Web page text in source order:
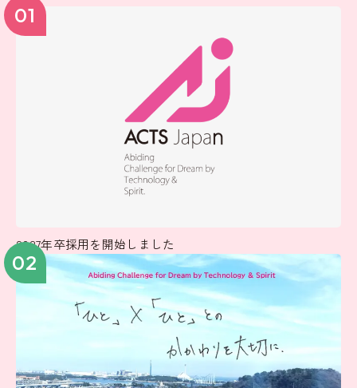
01
2027年卒採用を開始しました
02